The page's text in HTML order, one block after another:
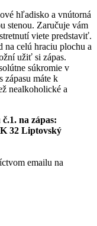
hľadisko a vnútorná
stenou. Zaručuje vám
viete predstaviť.
na celú hraciu plochu a
užiť si zápas.
súkromie v
zápasu máte k
nealkoholické a
na zápas:
32 Liptovský
emailu na